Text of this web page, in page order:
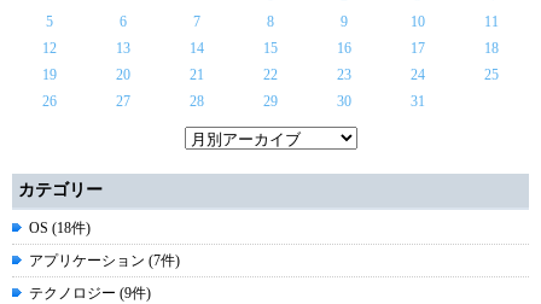
5
6 7 8 9 10
11
12
13 14 15 16 17
18
19
20 21 22 23 24
25
26
27 28 29 30 31
カテゴリー
OS (18件)
アプリケーション (7件)
テクノロジー (9件)